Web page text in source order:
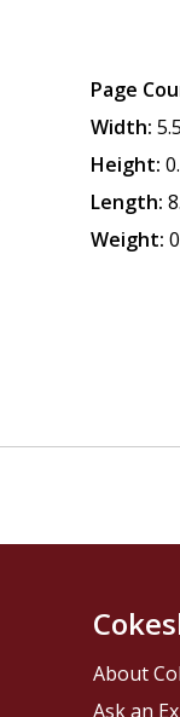
Page
Width:
Height:
Length:
Weight:
About
Ask an